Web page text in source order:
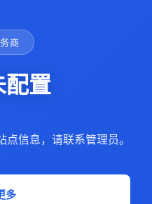
商
配置
信息，请联系管理员。
多